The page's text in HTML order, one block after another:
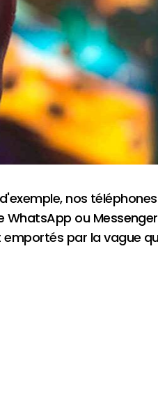
nos
ou
par la vague